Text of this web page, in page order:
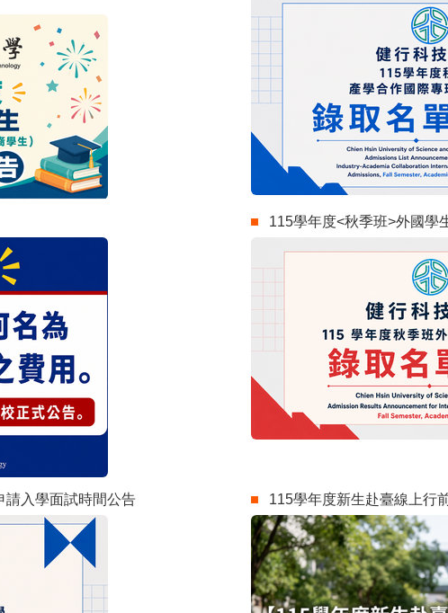
115學年度<秋季班>外國學
請入學面試時間公告 115學年度新生赴臺線上行